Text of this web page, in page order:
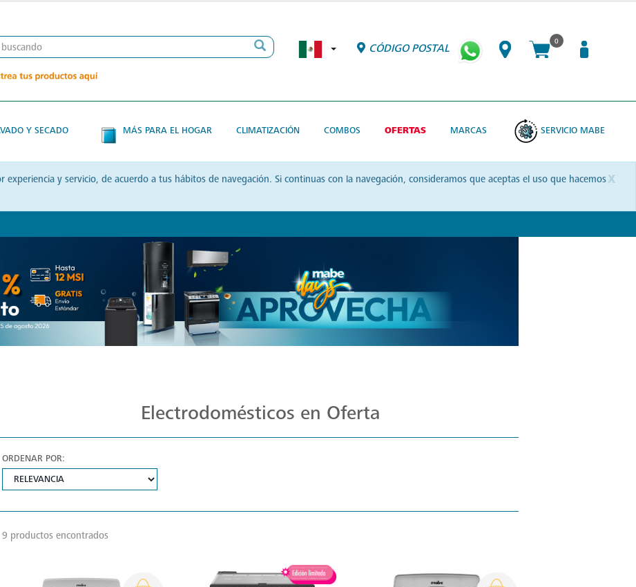
CÓDIGO POSTAL
0
Y SECADO MÁS PARA EL HOGAR CLIMATIZACIÓN COMBOS OFERTAS MARCAS SERVICIO MABE
x
y servicio, de acuerdo a tus hábitos de navegación. Si continuas con la navegación, consideramos que aceptas el uso que hacemos
Electrodomésticos en Oferta
ORDENAR POR:
9 productos encontrados